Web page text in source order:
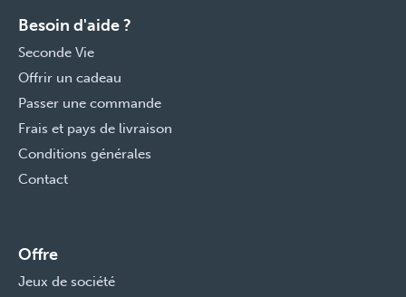
Besoin d'aide ?
Seconde Vie
Offrir un cadeau
Passer une commande
Frais et pays de livraison
Conditions générales
Contact
Offre
Jeux de société